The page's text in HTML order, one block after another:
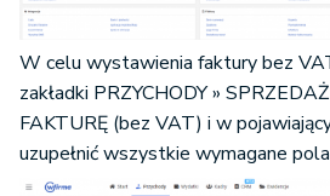
W celu wystawienia faktury bez
zakładki PRZYCHODY »
FAKTURĘ (bez VAT) i w
uzupełnić wszystkie wymagane